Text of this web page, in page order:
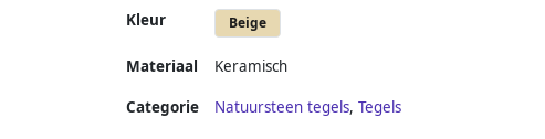
Kleur Beige
Materiaal Keramisch
Categorie Natuursteen tegels, Tegels